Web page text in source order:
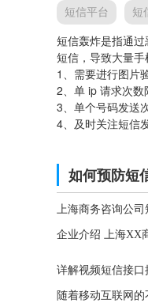
短信平台 短
短信轰炸是指通
短信，导致大量
1、需要进行图片
2、单 ip 请求次数
3、单个号码发送
4、及时关注短信
如何预防短
上海商务咨询公
详解视频短信接口